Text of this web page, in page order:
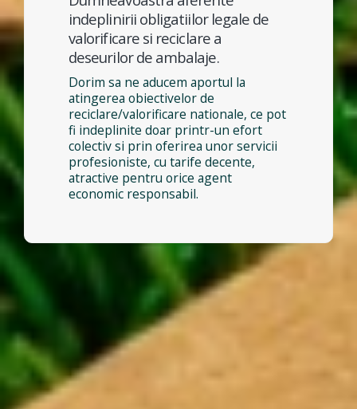
indeplinirii obligatiilor legale de
valorificare si reciclare a
deseurilor de ambalaje.
Dorim sa ne aducem aportul la
atingerea obiectivelor de
reciclare/valorificare nationale, ce pot
fi indeplinite doar printr-un efort
colectiv si prin oferirea unor servicii
profesioniste, cu tarife decente,
atractive pentru orice agent
economic responsabil.